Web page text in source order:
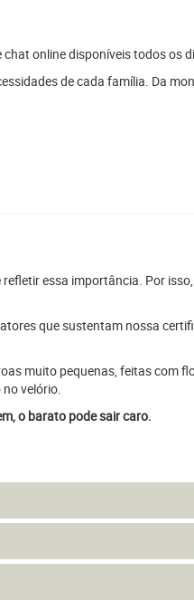
chat online disponíveis todos os
de cada família. Da
essa importância. Por
que sustentam nossa
muito pequenas, feitas com
velório.
o barato pode sair caro.